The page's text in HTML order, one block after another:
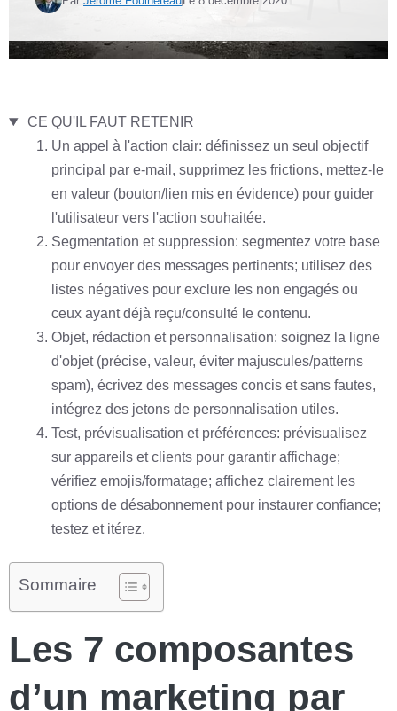
CE QU'IL FAUT RETENIR
Un appel à l'action clair: définissez un seul objectif
principal par e‑mail, supprimez les frictions, mettez-le
en valeur (bouton/lien mis en évidence) pour guider
l'utilisateur vers l'action souhaitée.
Segmentation et suppression: segmentez votre base
pour envoyer des messages pertinents; utilisez des
listes négatives pour exclure les non engagés ou
ceux ayant déjà reçu/consulté le contenu.
Objet, rédaction et personnalisation: soignez la ligne
d'objet (précise, valeur, éviter majuscules/patterns
spam), écrivez des messages concis et sans fautes,
intégrez des jetons de personnalisation utiles.
Test, prévisualisation et préférences: prévisualisez
sur appareils et clients pour garantir affichage;
vérifiez emojis/formatage; affichez clairement les
options de désabonnement pour instaurer confiance;
testez et itérez.
Sommaire
Les 7 composantes
d’un marketing par